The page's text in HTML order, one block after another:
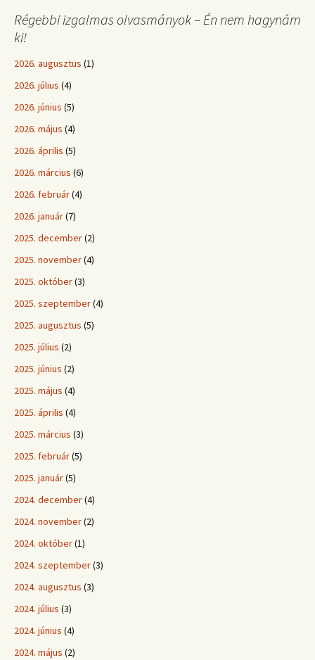
Régebbi izgalmas olvasmányok – Én nem hagynám
ki!
2026. augusztus (1)
2026. július (4)
2026. június (5)
2026. május (4)
2026. április (5)
2026. március (6)
2026. február(4)
2026. január(7)
2025. december(2)
2025. november(4)
2025. október(3)
2025. szeptember(4)
2025. augusztus (5)
2025. július (2)
2025. június (2)
2025. május (4)
2025. április (4)
2025. március (3)
2025. február(5)
2025. január(5)
2024. december(4)
2024. november(2)
2024. október(1)
2024. szeptember(3)
2024. augusztus (3)
2024. július (3)
2024. június (4)
2024. május (2)